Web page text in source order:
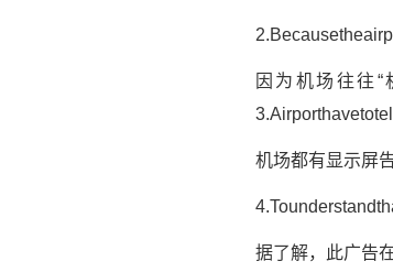
因为机场往往
机场都有显示屏
据了解，此广告